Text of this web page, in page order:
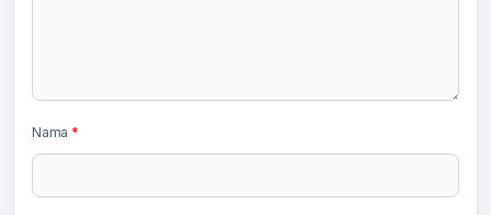
Nama *